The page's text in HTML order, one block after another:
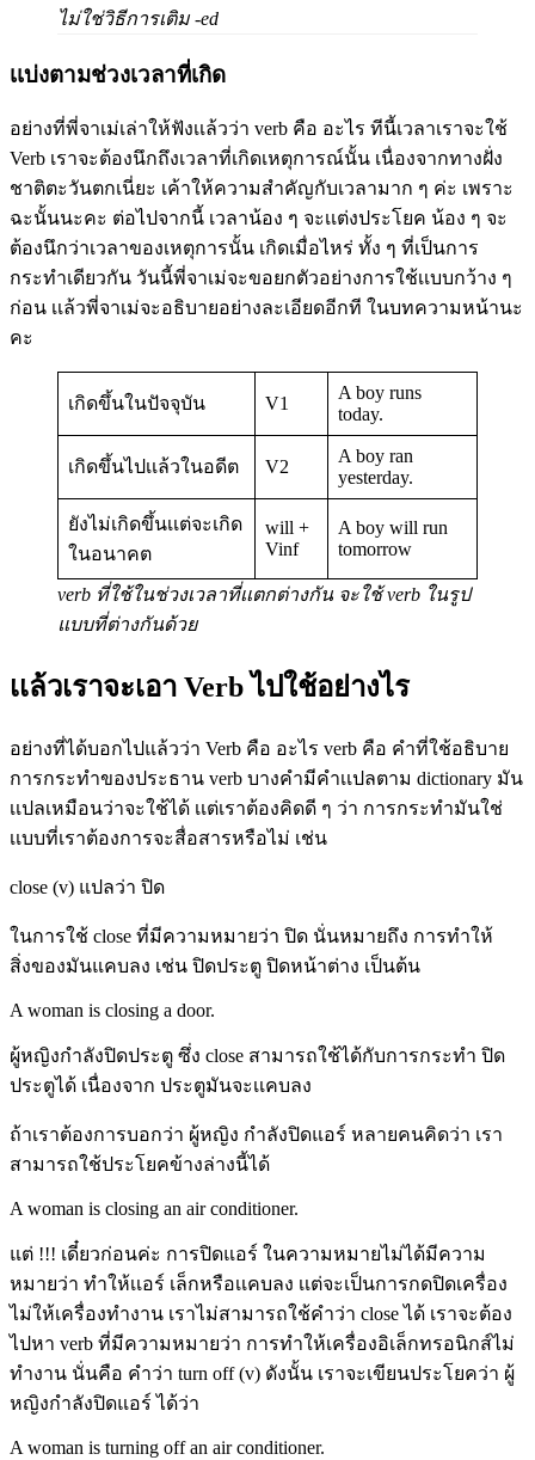
ไม่ใช่วิธีการเติม -ed
เเบ่งตามช่วงเวลาที่เกิด
อย่างที่พี่จาเม่เล่าให้ฟังเเล้วว่า verb คือ อะไร ทีนี้เวลาเราจะใช้
Verb เราจะต้องนึกถึงเวลาที่เกิดเหตุการณ์นั้น เนื่องจากทางฝั่ง
ชาติตะวันตกเนี่ยะ เค้าให้ความสำคัญกับเวลามาก ๆ ค่ะ เพราะ
ฉะนั้นนะคะ ต่อไปจากนี้ เวลาน้อง ๆ จะเเต่งประโยค น้อง ๆ จะ
ต้องนึกว่าเวลาของเหตุการนั้น เกิดเมื่อไหร่ ทั้ง ๆ ที่เป็นการ
กระทำเดียวกัน วันนี้พี่จาเม่จะขอยกตัวอย่างการใช้เเบบกว้าง ๆ
ก่อน เเล้วพี่จาเม่จะอธิบายอย่างละเอียดอีกที ในบทความหน้านะ
คะ
เกิดขึ้นในปัจจุบัน V1
A boy runs
today.
เกิดขึ้นไปเเล้วในอดีต V2
A boy ran
yesterday.
ยังไม่เกิดขึ้นเเต่จะเกิด
ในอนาคต
will +
Vinf
A boy will run
tomorrow
verb ที่ใช้ในช่วงเวลาที่เเตกต่างกัน จะใช้ verb ในรูป
แบบที่ต่างกันด้วย
เเล้วเราจะเอา Verb ไปใช้อย่างไร
อย่างที่ได้บอกไปแล้วว่า Verb คือ อะไร verb คือ คำที่ใช้อธิบาย
การกระทำของประธาน verb บางคำมีคำเเปลตาม dictionary มัน
เเปลเหมือนว่าจะใช้ได้ เเต่เราต้องคิดดี ๆ ว่า การกระทำมันใช่
เเบบที่เราต้องการจะสื่อสารหรือไม่ เช่น
close (v) แปลว่า ปิด
ในการใช้ close ที่มีความหมายว่า ปิด นั่นหมายถึง การทำให้
สิ่งของมันแคบลง เช่น ปิดประตู ปิดหน้าต่าง เป็นต้น
A woman is closing a door.
ผู้หญิงกำลังปิดประตู ซึ่ง close สามารถใช้ได้กับการกระทำ ปิด
ประตูได้ เนื่องจาก ประตูมันจะเเคบลง
ถ้าเราต้องการบอกว่า ผู้หญิง กำลังปิดแอร์ หลายคนคิดว่า เรา
สามารถใช้ประโยคข้างล่างนี้ได้
A woman is closing an air conditioner.
แต่ !!! เดี๋ยวก่อนค่ะ การปิดแอร์ ในความหมายไม่ได้มีความ
หมายว่า ทำให้เเอร์ เล็กหรือเเคบลง เเต่จะเป็นการกดปิดเครื่อง
ไม่ให้เครื่องทำงาน เราไม่สามารถใช้คำว่า close ได้ เราจะต้อง
ไปหา verb ที่มีความหมายว่า การทำให้เครื่องอิเล็กทรอนิกส์ไม่
ทำงาน นั่นคือ คำว่า turn off (v) ดังนั้น เราจะเขียนประโยคว่า ผู้
หญิงกำลังปิดแอร์ ได้ว่า
A woman is turning off an air conditioner.